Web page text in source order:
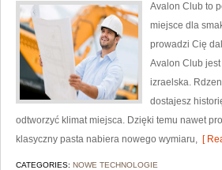
Avalon Club to
miejsce dla
prowadzi Cię
Avalon Club
izraelska.
dostajesz
odtworzyć klimat miejsca. Dzięki temu nawet
klasyczny pasta nabiera nowego wymiaru, [
CATEGORIES: NOWE TECHNOLOGIE